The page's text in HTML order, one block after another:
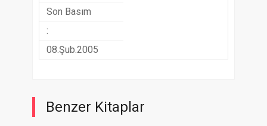
Son Basım
:
08.Şub.2005
Benzer Kitaplar